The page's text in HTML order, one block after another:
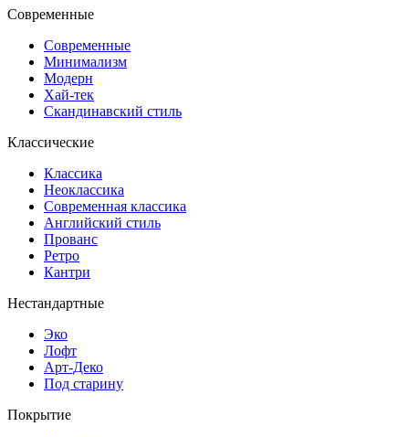
Современные
Современные
Минимализм
Модерн
Хай-тек
Скандинавский стиль
Классические
Классика
Неоклассика
Современная классика
Английский стиль
Прованс
Ретро
Кантри
Нестандартные
Эко
Лофт
Арт-Деко
Под старину
Покрытие